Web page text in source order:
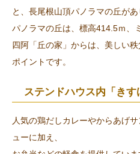
と、長尾根山頂パノラマの丘があ
パノラマの丘は、標高414.5ｍ、
四阿「丘の家」からは、美しい
ポイントです。
ステンドハウス内「きす
人気の鶏だしカレーやからあげ
ューに加え、